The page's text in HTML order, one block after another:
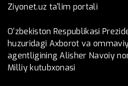
Ziyonet.uz ta'lim portali
O‘zbekiston Respublikasi
huzuridagi Axborot va
agentligining Alisher Navoiy
Milliy kutubxonasi